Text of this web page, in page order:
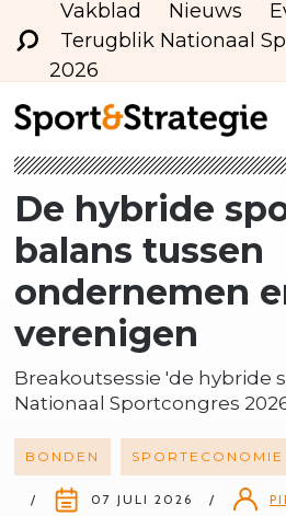
Vakblad Nieuws
Terugblik Nationaal
2026
De hybride
balans tussen
ondernemen
verenigen
Breakoutsessie 'de hybride
Nationaal Sportcongres
BONDEN SPORTECONOMIE
07 JULI 2026